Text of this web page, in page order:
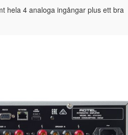
hela 4 analoga ingångar plus ett bra